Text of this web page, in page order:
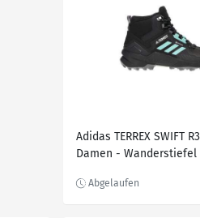
Adidas TERREX SWIFT
Damen - Wanderstiefel